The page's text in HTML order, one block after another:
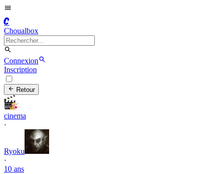
C
Choualbox
Connexion
Inscription
Retour
cinema
·
Ryoku
·
10 ans